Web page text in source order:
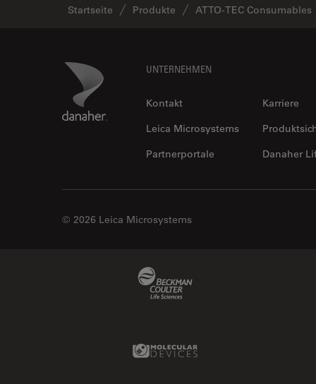
Startseite Produkte ATTO-TEC Consumables
Danaher Logo UNTERNEHMEN
Kontakt
Karriere
Leica Microsystems
Partnerportale
Danaher
© 2026 Leica Microsystems
Molecular Devices Link